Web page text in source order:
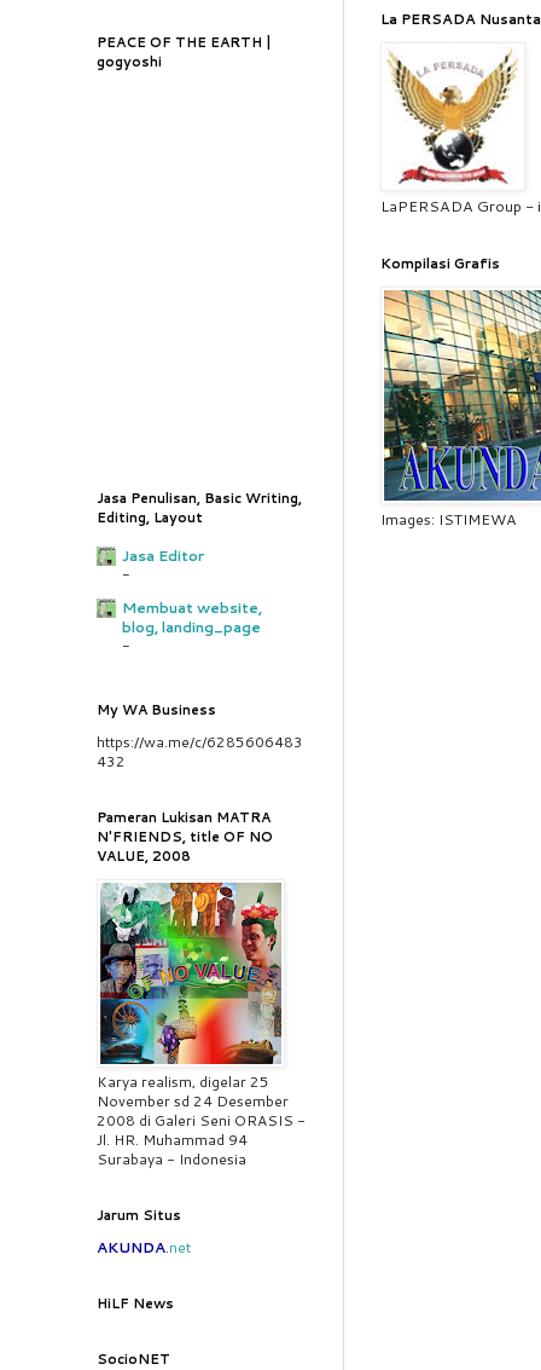
La PERSADA
LaPERSADA Group -
Kompilasi Grafis
Images: ISTIMEWA
PEACE OF THE EARTH |
gogyoshi
Jasa Penulisan, Basic Writing,
Editing, Layout
Jasa Editor
-
Membuat website,
blog, landing_page
-
My WA Business
https://wa.me/c/6285606483
432
Pameran Lukisan MATRA
N'FRIENDS, title OF NO
VALUE, 2008
Karya realism, digelar 25
November sd 24 Desember
2008 di Galeri Seni ORASIS -
Jl. HR. Muhammad 94
Surabaya - Indonesia
Jarum Situs
AKUNDA.net
HiLF News
SocioNET